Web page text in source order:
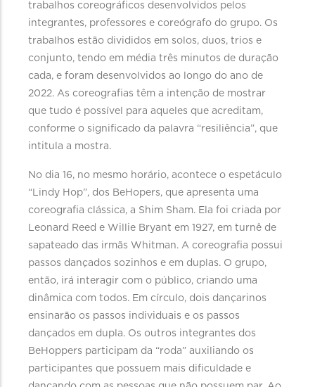
trabalhos coreográficos desenvolvidos pelos
integrantes, professores e coreógrafo do grupo. Os
trabalhos estão divididos em solos, duos, trios e
conjunto, tendo em média três minutos de duração
cada, e foram desenvolvidos ao longo do ano de
2022. As coreografias têm a intenção de mostrar
que tudo é possível para aqueles que acreditam,
conforme o significado da palavra “resiliência”, que
intitula a mostra.
No dia 16, no mesmo horário, acontece o espetáculo
“Lindy Hop”, dos BeHopers, que apresenta uma
coreografia clássica, a Shim Sham. Ela foi criada por
Leonard Reed e Willie Bryant em 1927, em turnê de
sapateado das irmãs Whitman. A coreografia possui
passos dançados sozinhos e em duplas. O grupo,
então, irá interagir com o público, criando uma
dinâmica com todos. Em círculo, dois dançarinos
ensinarão os passos individuais e os passos
dançados em dupla. Os outros integrantes dos
BeHoppers participam da “roda” auxiliando os
participantes que possuem mais dificuldade e